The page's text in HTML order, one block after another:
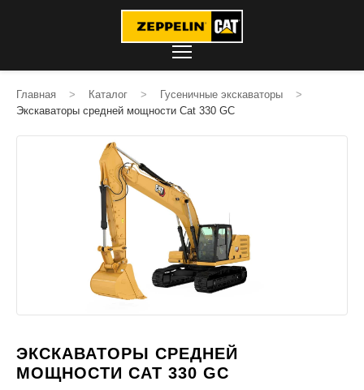
Главная > Каталог > Гусеничные экскаваторы
>
Экскаваторы средней мощности Cat 330 GC
ЭКСКАВАТОРЫ СРЕДНЕЙ
МОЩНОСТИ CAT 330 GC